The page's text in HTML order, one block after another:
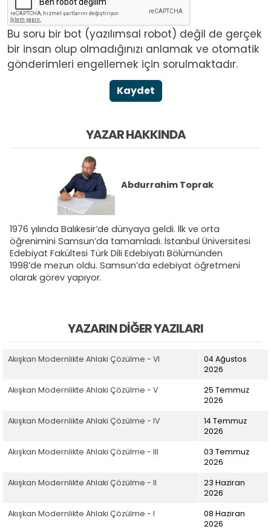
Bu soru bir bot (yazılımsal robot) değil de gerçek
bir insan olup olmadığınızı anlamak ve otomatik
gönderimleri engellemek için sorulmaktadır.
Kaydet
YAZAR HAKKINDA
Abdurrahim Toprak
1976 yılında Balıkesir’de dünyaya geldi. İlk ve orta
öğrenimini Samsun’da tamamladı. İstanbul Üniversitesi
Edebiyat Fakültesi Türk Dili Edebiyatı Bölümünden
1998’de mezun oldu. Samsun’da edebiyat öğretmeni
olarak görev yapıyor.
YAZARIN DIĞER YAZILARI
Akışkan Modernlikte Ahlaki Çözülme - VI
04 Ağustos
2026
Akışkan Modernlikte Ahlaki Çözülme - V
25 Temmuz
2026
Akışkan Modernlikte Ahlaki Çözülme - IV
14 Temmuz
2026
Akışkan Modernlikte Ahlaki Çözülme - III
03 Temmuz
2026
Akışkan Modernlikte Ahlaki Çözülme - II
23 Haziran
2026
Akışkan Modernlikte Ahlaki Çözülme - I
08 Haziran
2026